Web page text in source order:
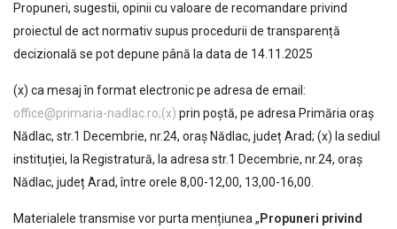
Propuneri, sugestii, opinii cu valoare de recomandare privind
proiectul de act normativ supus procedurii de transparență
decizională se pot depune până la data de 14.11.2025
(x) ca mesaj în format electronic pe adresa de email:
office@primaria-nadlac.ro;(x) prin poștă, pe adresa Primăria oraș
Nădlac, str.1 Decembrie, nr.24, oraș Nădlac, județ Arad; (x) la sediul
instituției, la Registratură, la adresa str.1 Decembrie, nr.24, oraș
Nădlac, județ Arad, între orele 8,00-12,00, 13,00-16,00.
Materialele transmise vor purta mențiunea „ Propuneri privind